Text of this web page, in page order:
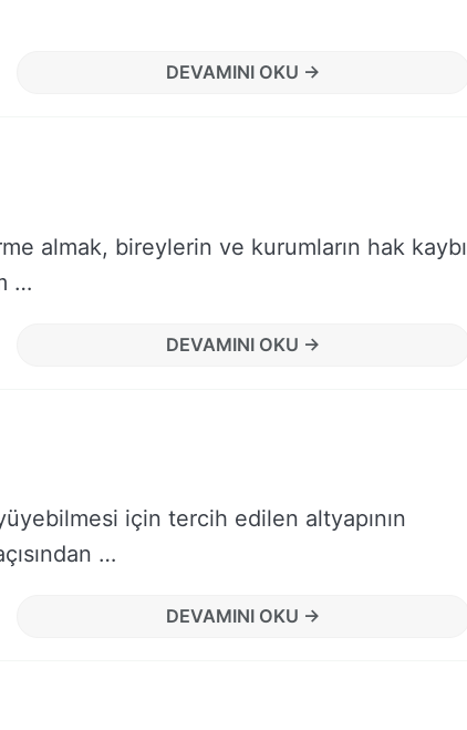
DEVAMINI OKU →
almak, bireylerin ve kurumların hak kaybı
…
DEVAMINI OKU →
için tercih edilen altyapının
…
DEVAMINI OKU →